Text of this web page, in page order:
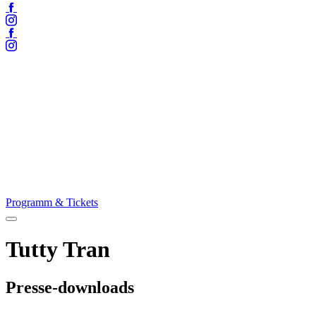
Facebook
Instagram
Facebook
Instagram
Programm & Tickets
Menü
Tutty Tran
Presse-downloads